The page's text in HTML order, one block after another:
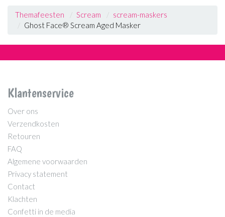
Themafeesten Scream
scream-maskers
Ghost Face® Scream Aged Masker
Klantenservice
Over ons
Verzendkosten
Retouren
FAQ
Algemene voorwaarden
Privacy statement
Contact
Klachten
Confetti in de media